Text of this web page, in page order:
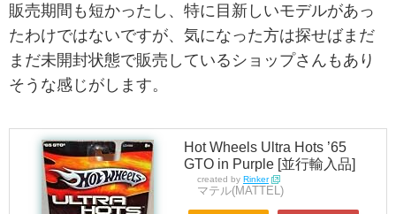
販売期間も短かったし、特に目新しいモデルがあっ
たわけではないですが、気になった方は探せばまだ
まだ未開封状態で販売しているショップさんもあり
そうな感じがします。
Hot Wheels Ultra Hots ’65
GTO in Purple [並行輸入品]
created by Rinker
マテル(MATTEL)